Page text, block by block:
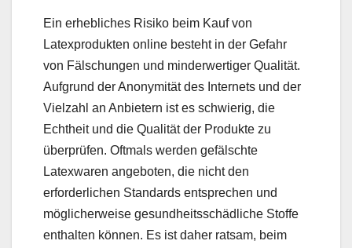
Ein erhebliches Risiko beim Kauf von
Latexprodukten online besteht in der Gefahr
von Fälschungen und minderwertiger Qualität.
Aufgrund der Anonymität des Internets und der
Vielzahl an Anbietern ist es schwierig, die
Echtheit und die Qualität der Produkte zu
überprüfen. Oftmals werden gefälschte
Latexwaren angeboten, die nicht den
erforderlichen Standards entsprechen und
möglicherweise gesundheitsschädliche Stoffe
enthalten können. Es ist daher ratsam, beim